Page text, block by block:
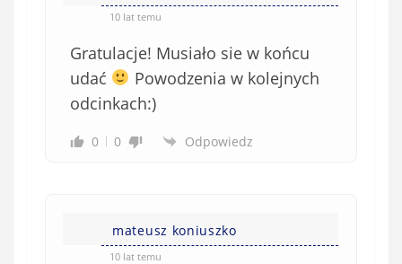
10 lat temu
Gratulacje! Musiało sie w końcu
udać
Powodzenia w kolejnych
odcinkach:)
0 0 Odpowiedz
mateusz koniuszko
10 lat temu